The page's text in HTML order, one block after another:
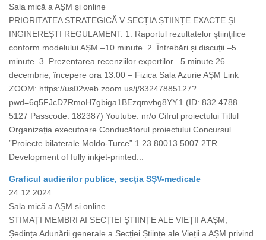
Sala mică a AȘM și online
PRIORITATEA STRATEGICĂ V SECȚIA ȘTIINȚE EXACTE ȘI
INGINEREȘTI REGULAMENT: 1. Raportul rezultatelor ştiinţifice
conform modelului AȘM –10 minute. 2. Întrebări și discuții –5
minute. 3. Prezentarea recenziilor experților –5 minute 26
decembrie, începere ora 13.00 – Fizica Sala Azurie AȘM Link
ZOOM: https://us02web.zoom.us/j/83247885127?
pwd=6q5FJcD7RmoH7gbiga1BEzqmvbg8YY.1 (ID: 832 4788
5127 Passcode: 182387) Youtube: nr/o Cifrul proiectului Titlul
Organizația executoare Conducătorul proiectului Concursul
”Proiecte bilaterale Moldo-Turce” 1 23.80013.5007.2TR
Development of fully inkjet-printed...
Graficul audierilor publice, secția SȘV-medicale
24.12.2024
Sala mică a AȘM și online
STIMAȚI MEMBRI AI SECȚIEI ȘTIINȚE ALE VIEȚII A AȘM,
Ședința Adunării generale a Secției Științe ale Vieții a AȘM privind